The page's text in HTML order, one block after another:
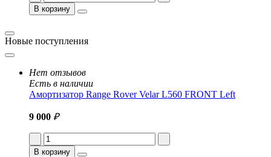
В корзину
Новые поступления
Нет отзывов
Есть в наличии
Амортизатор Range Rover Velar L560 FRONT Left
9 000 ₽
В корзину